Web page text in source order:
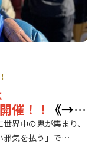
催！！
《→招
界中の鬼が集まり、
邪気を払う」で